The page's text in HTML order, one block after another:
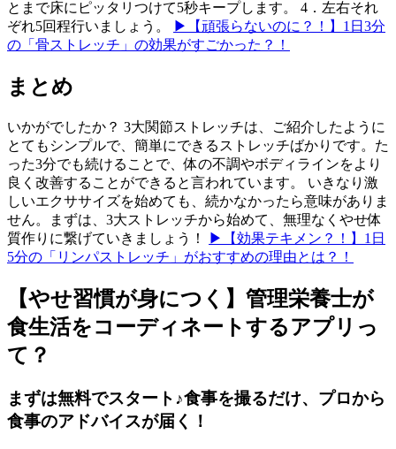
とまで床にピッタリつけて5秒キープします。 4．左右それ
ぞれ5回程行いましょう。
▶【頑張らないのに？！】1日3分
の「骨ストレッチ」の効果がすごかった？！
まとめ
いかがでしたか？ 3大関節ストレッチは、ご紹介したように
とてもシンプルで、簡単にできるストレッチばかりです。た
った3分でも続けることで、体の不調やボディラインをより
良く改善することができると言われています。 いきなり激
しいエクササイズを始めても、続かなかったら意味がありま
せん。まずは、3大ストレッチから始めて、無理なくやせ体
質作りに繋げていきましょう！
▶【効果テキメン？！】1日
5分の「リンパストレッチ」がおすすめの理由とは？！
【やせ習慣が身につく】管理栄養士が
食生活をコーディネートするアプリっ
て？
まずは無料でスタート♪食事を撮るだけ、プロから
食事のアドバイスが届く！